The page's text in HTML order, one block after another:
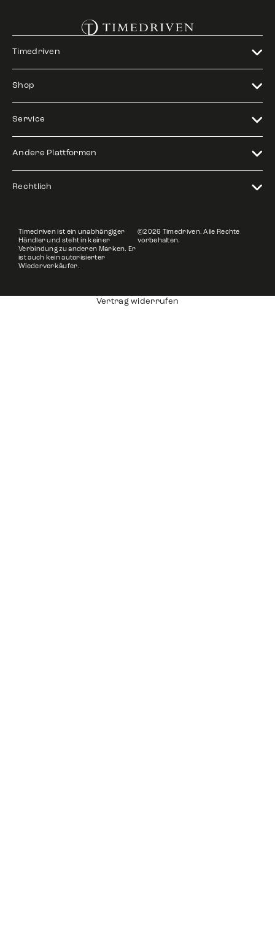
Timedriven
Shop
Service
Andere Plattformen
Rechtlich
Timedriven ist ein unabhängiger
Händler und steht in keiner
Verbindung zu anderen Marken. Er
ist auch kein autorisierter
Wiederverkäufer.
©2026 Timedriven. Alle Rechte
vorbehalten.
Vertrag widerrufen